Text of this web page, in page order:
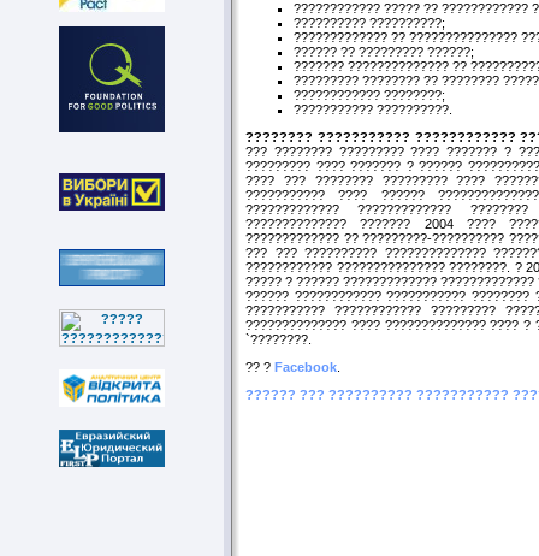
???????????? ????? ?? ????????????
?????????? ??????????;
????????????? ?? ???????????????
?????? ?? ????????? ??????;
??????? ?????????????? ??
????????? ???????? ?? ????????
???????????? ????????;
??????????? ??????????.
???????? ??????????? ????????????
??? ???????? ????????? ???? ??????? ?
????????? ???? ??????? ? ??????
???? ??? ???????? ????????? ????
??????????? ???? ??????
????????????? ?????????????
?????????????? ??????? 2004 ????
????????????? ?? ?????????-??????????
??? ??? ?????????? ??????????????
???????????? ??????????????? ????????. ?
????? ? ?????? ?????????????
?????? ???????????? ???????????
??????????? ???????????? ?????????
?????????????? ???? ?????????????? ????
`????????.
?? ? Facebook
?????? ??? ?????????? ???????????